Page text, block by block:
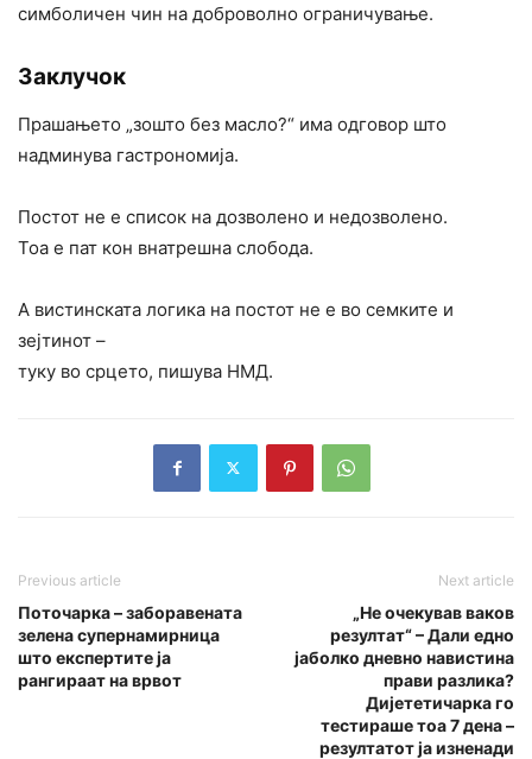
симболичен чин на доброволно ограничување.
Заклучок
Прашањето „зошто без масло?“ има одговор што
надминува гастрономија.
Постот не е список на дозволено и недозволено.
Тоа е пат кон внатрешна слобода.
А вистинската логика на постот не е во семките и
зејтинот –
туку во срцето, пишува НМД.
Previous article
Поточарка – заборавената
зелена супернамирница
што експертите ја
рангираат на врвот
Next article
„Не очекував ваков
резултат“ – Дали едно
јаболко дневно навистина
прави разлика?
Дијететичарка го
тестираше тоа 7 дена –
резултатот ја изненади